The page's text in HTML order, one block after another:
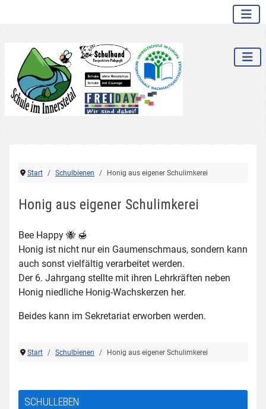
SCHULLEBEN
Start Schulbienen Honig aus eigener Schulimkerei
Honig aus eigener Schulimkerei
Bee Happy 🐝 🍯
Honig ist nicht nur ein Gaumenschmaus, sondern kann
auch sonst vielfältig verarbeitet werden.
Der 6. Jahrgang stellte mit ihren Lehrkräften neben
Honig niedliche Honig-Wachskerzen her.
Beides kann im Sekretariat erworben werden.
Start Schulbienen Honig aus eigener Schulimkerei